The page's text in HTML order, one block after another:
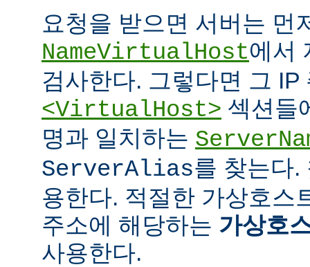
요청을 받으면 서버는 먼
NameVirtualHost에서
검사한다. 그렇다면 그 IP
<VirtualHost> 섹션들
명과 일치하는
ServerAlias를 찾는다.
용한다. 적절한 가상호스
주소에 해당하는 가상호
사용한다.